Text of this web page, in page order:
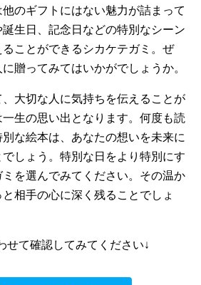
のギフトにはない魅力が詰まって
生日、記念日などの特別なシーン
ことができるシカケテガミ。ぜ
贈ってみてはいかがでしょうか。
大切な人に気持ちを伝えることが
生の思い出となります。何度も読
な絵本は、あなたの想いを未来に
しょう。特別な日をより特別にす
を選んでみてください。その温か
相手の心に深く残ることでしょ
せて確認してみてください↓